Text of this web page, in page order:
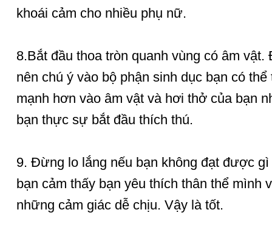
khoái cảm cho nhiều phụ nữ.
8.Bắt đầu thoa tròn quanh vùng có âm
nên chú ý vào bộ phận sinh dục bạn có
mạnh hơn vào âm vật và hơi thở của bạn
bạn thực sự bắt đầu thích thú.
9. Đừng lo lắng nếu bạn không đạt được
bạn cảm thấy bạn yêu thích thân thể mình
những cảm giác dễ chịu. Vậy là tốt.